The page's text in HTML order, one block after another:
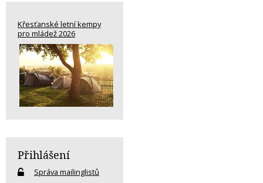
Křesťanské letní kempy
pro mládež 2026
Přihlášení
Správa mailinglistů